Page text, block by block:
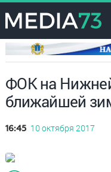
ФОК на
ближайшей
16:45 10 октября 2017